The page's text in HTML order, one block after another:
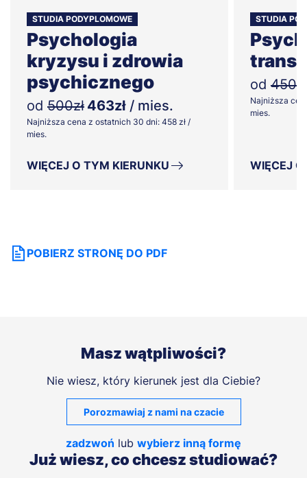
STUDIA PODYPLOMOWE
Psychologia
kryzysu i zdrowia
psychicznego
od 500zł 463zł / mies.
Najniższa cena z ostatnich 30 dni: 458 zł /
mies.
WIĘCEJ O TYM KIERUNKU
STUDIA
od 450zł
Najniższa
mies.
WIĘCEJ
POBIERZ STRONĘ DO PDF
Masz wątpliwości?
Nie wiesz, który kierunek jest dla Ciebie?
Porozmawiaj z nami na czacie
zadzwoń lub wybierz inną formę
Już wiesz, co chcesz studiować?